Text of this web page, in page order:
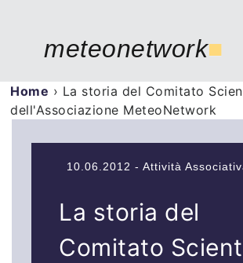
meteonetwork■
Home › La storia del Comitato
dell'Associazione MeteoNetwork
10.06.2012 - Attività
La storia del
Comitato